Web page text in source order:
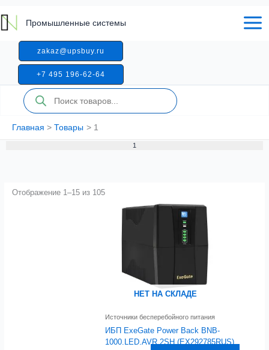
к
содержимому
Промышленные системы
zakaz@upsbuy.ru
+7 495 196-62-64
Поиск
товаров
Главная Товары 1
1
Отображение 1–15 из 105
НЕТ НА СКЛАДЕ
Источники бесперебойного питания
ИБП ExeGate Power Back BNB-
1000.LED.AVR.2SH (EX292785RUS)